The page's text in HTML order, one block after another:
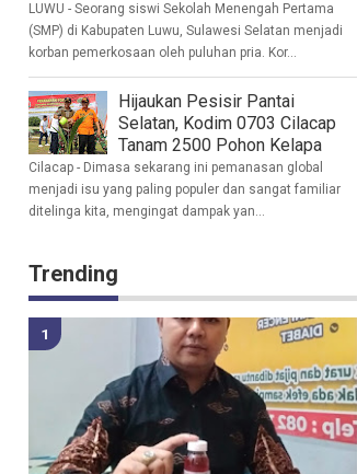
LUWU - Seorang siswi Sekolah Menengah Pertama
(SMP) di Kabupaten Luwu, Sulawesi Selatan menjadi
korban pemerkosaan oleh puluhan pria. Kor...
Hijaukan Pesisir Pantai
Selatan, Kodim 0703 Cilacap
Tanam 2500 Pohon Kelapa
Cilacap - Dimasa sekarang ini pemanasan global
menjadi isu yang paling populer dan sangat familiar
ditelinga kita, mengingat dampak yan...
Trending